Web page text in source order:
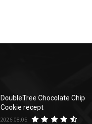
DoubleTree Chocolate Chip
Cookie recept
2026.08.05.